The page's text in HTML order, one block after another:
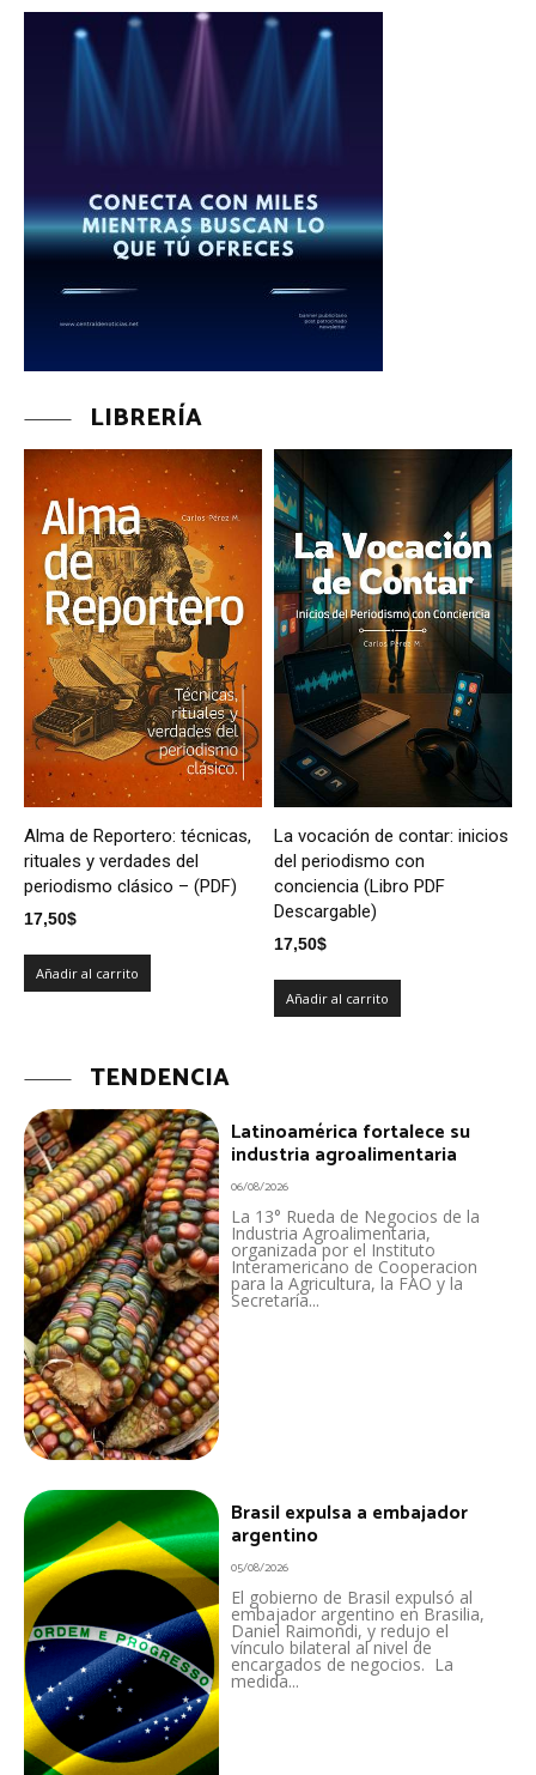
LIBRERÍA
Alma de Reportero: técnicas,
rituales y verdades del
periodismo clásico – (PDF)
17,50$
Añadir al carrito
La vocación de contar: inicios
del periodismo con
conciencia (Libro PDF
Descargable)
17,50$
Añadir al carrito
TENDENCIA
Latinoamérica fortalece su
industria agroalimentaria
06/08/2026
La 13° Rueda de Negocios de la
Industria Agroalimentaria,
organizada por el Instituto
Interamericano de Cooperacion
para la Agricultura, la FAO y la
Secretaría...
Brasil expulsa a embajador
argentino
05/08/2026
El gobierno de Brasil expulsó al
embajador argentino en Brasilia,
Daniel Raimondi, y redujo el
vínculo bilateral al nivel de
encargados de negocios. La
medida...